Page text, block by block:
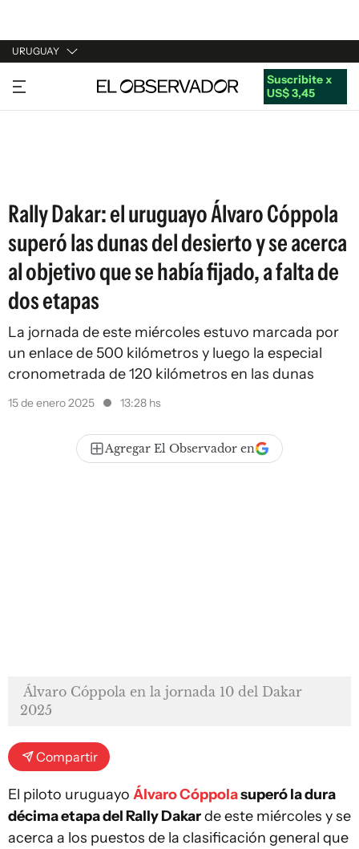
URUGUAY
URUGUAY
ARGENTINA
Suscribite x
US$ 3,45
Rally Dakar: el uruguayo Álvaro Cóppola
superó las dunas del desierto y se acerca
al objetivo que se había fijado, a falta de
dos etapas
La jornada de este miércoles estuvo marcada por
un enlace de 500 kilómetros y luego la especial
cronometrada de 120 kilómetros en las dunas
15 de enero 2025 13:28 hs
Agregar El Observador en
Álvaro Cóppola en la jornada 10 del Dakar
2025
Compartir
El piloto uruguayo Álvaro Cóppolasuperó la dura
décima etapa del Rally Dakarde este miércoles y se
acerca a los puestos de la clasificación general que